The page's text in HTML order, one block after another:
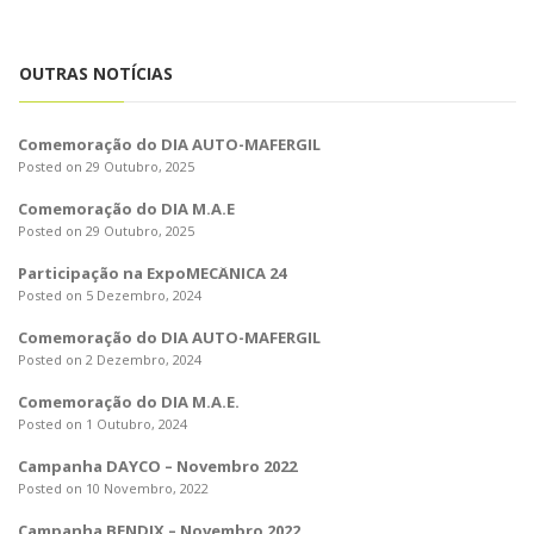
OUTRAS NOTÍCIAS
Comemoração do DIA AUTO-MAFERGIL
Posted on 29 Outubro, 2025
Comemoração do DIA M.A.E
Posted on 29 Outubro, 2025
Participação na ExpoMECÂNICA 24
Posted on 5 Dezembro, 2024
Comemoração do DIA AUTO-MAFERGIL
Posted on 2 Dezembro, 2024
Comemoração do DIA M.A.E.
Posted on 1 Outubro, 2024
Campanha DAYCO – Novembro 2022
Posted on 10 Novembro, 2022